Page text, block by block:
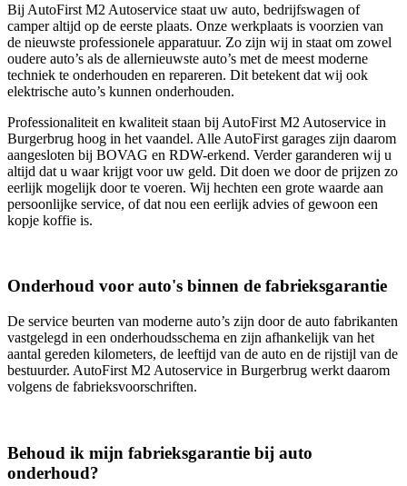
Bij AutoFirst M2 Autoservice staat uw auto, bedrijfswagen of
camper altijd op de eerste plaats. Onze werkplaats is voorzien van
de nieuwste professionele apparatuur. Zo zijn wij in staat om zowel
oudere auto’s als de allernieuwste auto’s met de meest moderne
techniek te onderhouden en repareren. Dit betekent dat wij ook
elektrische auto’s kunnen onderhouden.
Professionaliteit en kwaliteit staan bij AutoFirst M2 Autoservice in
Burgerbrug hoog in het vaandel. Alle AutoFirst garages zijn daarom
aangesloten bij BOVAG en RDW-erkend. Verder garanderen wij u
altijd dat u waar krijgt voor uw geld. Dit doen we door de prijzen zo
eerlijk mogelijk door te voeren. Wij hechten een grote waarde aan
persoonlijke service, of dat nou een eerlijk advies of gewoon een
kopje koffie is.
Onderhoud voor auto's binnen de fabrieksgarantie
De service beurten van moderne auto’s zijn door de auto fabrikanten
vastgelegd in een onderhoudsschema en zijn afhankelijk van het
aantal gereden kilometers, de leeftijd van de auto en de rijstijl van de
bestuurder. AutoFirst M2 Autoservice in Burgerbrug werkt daarom
volgens de fabrieksvoorschriften.
Behoud ik mijn fabrieksgarantie bij auto
onderhoud?